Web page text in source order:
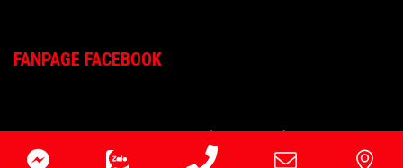
FANPAGE FACEBOOK
Đang online: 222 | Hôm nay: 7013 | Tuần: 44447 | Tổng truy cập: